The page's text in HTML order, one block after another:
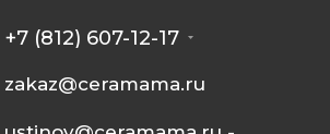
+7 (812) 607-12-17
zakaz@ceramama.ru